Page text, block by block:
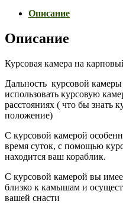
карпового
кораблика
Описание
Описание
Курсовая камера на
Дальность курсовой
использовать курсовую
расстояниях ( что бы знать
положение)
С курсовой камерой
время суток, с помощью
находится ваш кораблик.
С курсовой камерой вы
близко к камышам и
вашей снасти